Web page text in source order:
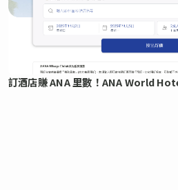
訂酒店賺 ANA 里數！ANA World